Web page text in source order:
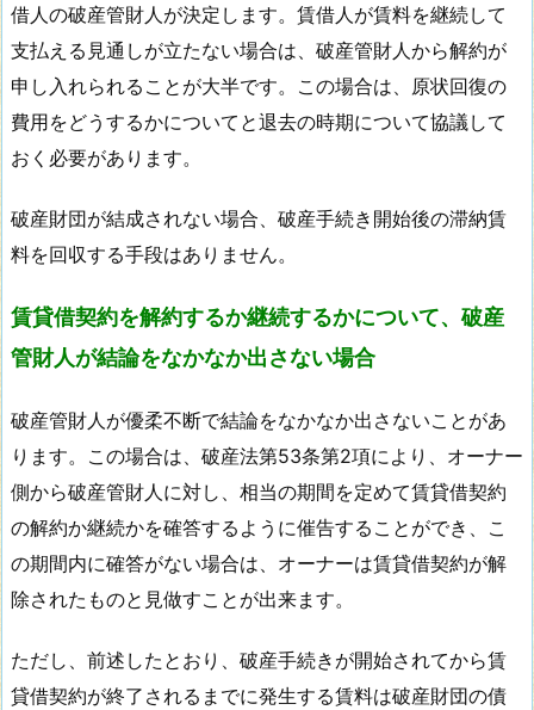
借人の破産管財人が決定します。賃借人が賃料を継続して
支払える見通しが立たない場合は、破産管財人から解約が
申し入れられることが大半です。この場合は、原状回復の
費用をどうするかについてと退去の時期について協議して
おく必要があります。
破産財団が結成されない場合、破産手続き開始後の滞納賃
料を回収する手段はありません。
賃貸借契約を解約するか継続するかについて、破産
管財人が結論をなかなか出さない場合
破産管財人が優柔不断で結論をなかなか出さないことがあ
ります。この場合は、破産法第53条第2項により、オーナー
側から破産管財人に対し、相当の期間を定めて賃貸借契約
の解約か継続かを確答するように催告することができ、こ
の期間内に確答がない場合は、オーナーは賃貸借契約が解
除されたものと見做すことが出来ます。
ただし、前述したとおり、破産手続きが開始されてから賃
貸借契約が終了されるまでに発生する賃料は破産財団の債